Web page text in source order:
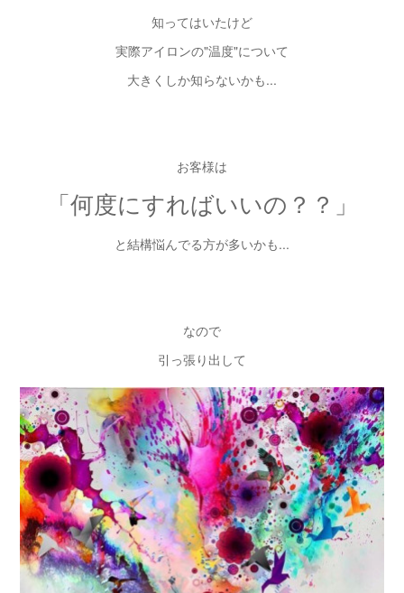
知ってはいたけど
実際アイロンの"温度"について
大きくしか知らないかも...
お客様は
「何度にすればいいの？？」
と結構悩んでる方が多いかも...
なので
引っ張り出して